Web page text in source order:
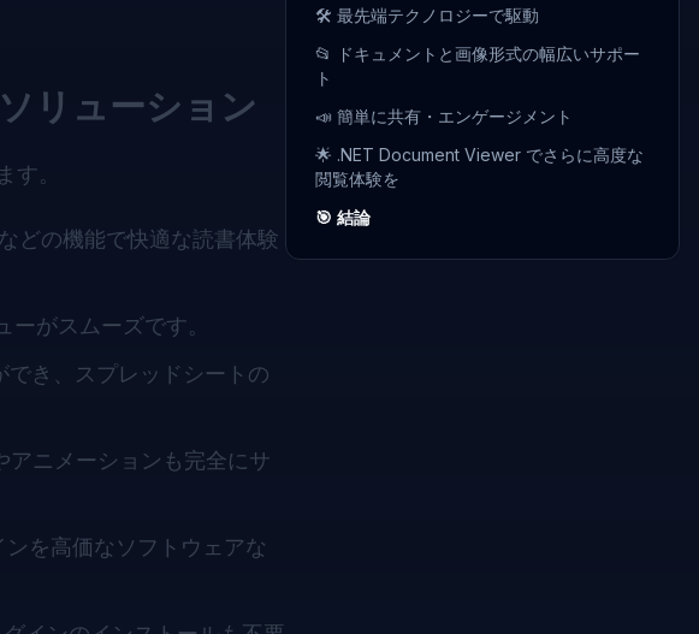
リューション
す。
どの機能で快適な読書体験
がスムーズです。
き、スプレッドシートの
アニメーションも完全にサ
を高価なソフトウェアな
🛠️ 最先端テクノロジーで駆動
📂 ドキュメントと画像形式の幅広いサポー
ト
📣 簡単に共有・エンゲージメント
🌟 .NET Document Viewer でさらに高度な
閲覧体験を
🎯 結論